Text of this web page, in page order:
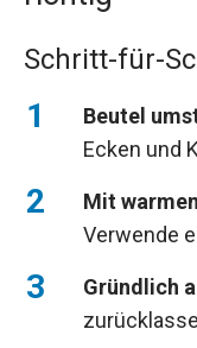
Schritt-für-
Beutel
Ecken und
Mit
Verwende
Gründlich